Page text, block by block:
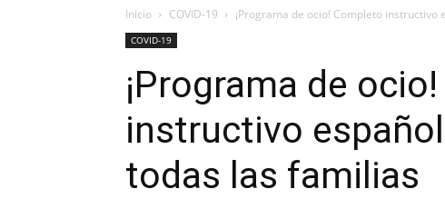
Inicio COVID-19 ¡Programa de ocio! Completo
COVID-19
¡Programa de
instructivo
todas las familias